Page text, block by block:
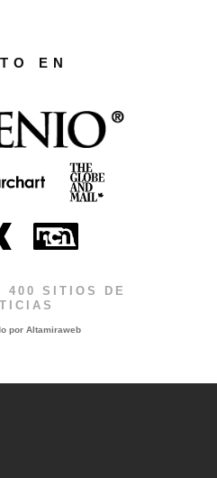
EN
400 SITIOS DE
porAltamiraweb